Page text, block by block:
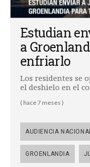
Estudian
a
enfriarlo
Los residentes se
el deshielo en el
( hace 7 meses )
AUDIENCIA
GROENLANDIA